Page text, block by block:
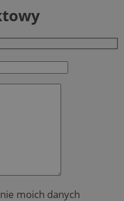
moich danych